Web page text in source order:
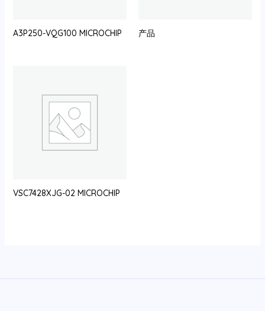
A3P250-VQG100 MICROCHIP 产品
VSC7428XJG-02 MICROCHIP